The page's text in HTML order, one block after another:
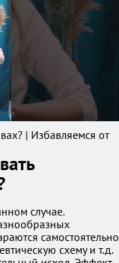
| Избавляемся от
случае.
самостоятельно
схему и т.д.